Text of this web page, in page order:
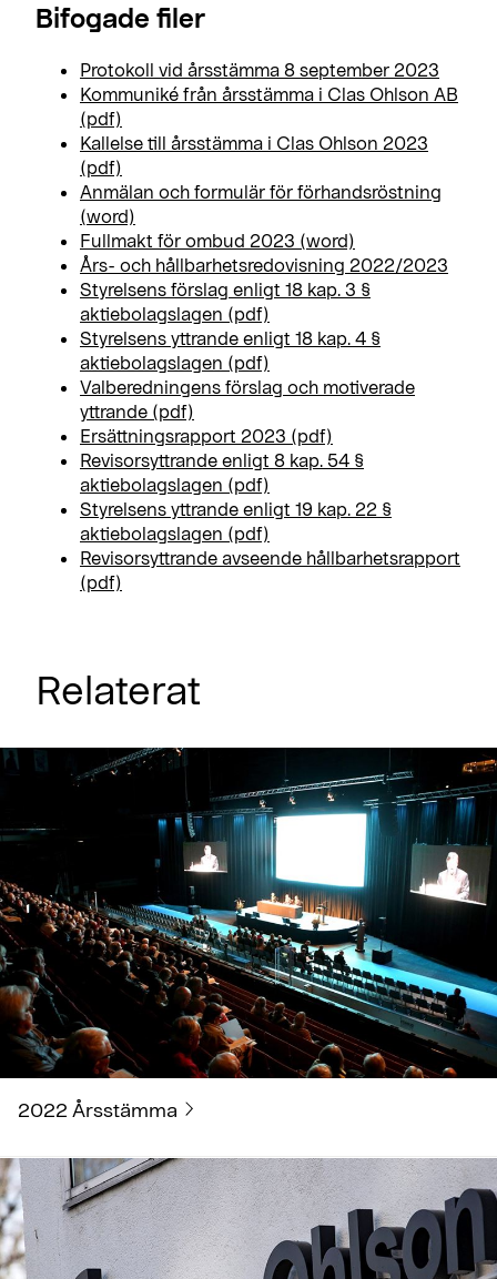
Bifogade filer
Protokoll vid årsstämma 8 september 2023
Kommuniké från årsstämma i Clas Ohlson AB
(pdf)
Kallelse till årsstämma i Clas Ohlson 2023
(pdf)
Anmälan och formulär för förhandsröstning
(word)
Fullmakt för ombud 2023 (word)
Års- och hållbarhetsredovisning 2022/2023
Styrelsens förslag enligt 18 kap. 3 §
aktiebolagslagen (pdf)
Styrelsens yttrande enligt 18 kap. 4 §
aktiebolagslagen (pdf)
Valberedningens förslag och motiverade
yttrande (pdf)
Ersättningsrapport 2023 (pdf)
Revisorsyttrande enligt 8 kap. 54 §
aktiebolagslagen (pdf)
Styrelsens yttrande enligt 19 kap. 22 §
aktiebolagslagen (pdf)
Revisorsyttrande avseende hållbarhetsrapport
(pdf)
Relaterat
2022 Årsstämma